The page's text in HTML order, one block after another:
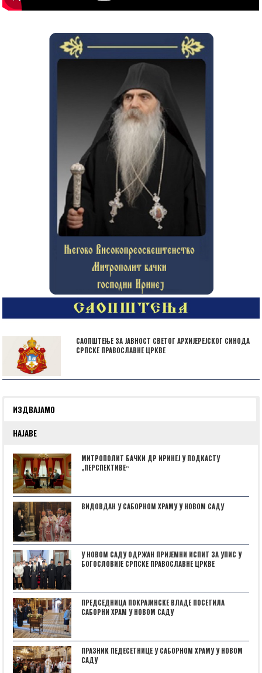
САОПШТЕЊЕ ЗА ЈАВНОСТ СВЕТОГ АРХИЈЕРЕЈСКОГ СИНОДА
СРПСКЕ ПРАВОСЛАВНЕ ЦРКВЕ
ИЗДВАЈАМО
НАЈАВЕ
МИТРОПОЛИТ БАЧКИ ДР ИРИНЕЈ У ПОДКАСТУ
„ПЕРСПЕКТИВЕˮ
ВИДОВДАН У САБОРНОМ ХРАМУ У НОВОМ САДУ
У НОВОМ САДУ ОДРЖАН ПРИЈЕМНИ ИСПИТ ЗА УПИС У
БОГОСЛОВИЈЕ СРПСКЕ ПРАВОСЛАВНЕ ЦРКВЕ
ПРЕДСЕДНИЦА ПОКРАЈИНСКЕ ВЛАДЕ ПОСЕТИЛА
САБОРНИ ХРАМ У НОВОМ САДУ
ПРАЗНИК ПЕДЕСЕТНИЦЕ У САБОРНОМ ХРАМУ У НОВОМ
САДУ